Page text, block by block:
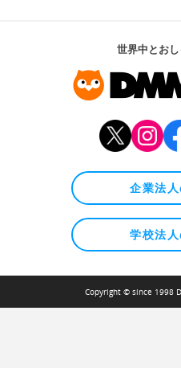
世界中とお
企業法
学校法
Copyright © since 1998